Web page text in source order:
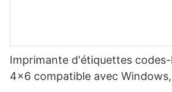
Imprimante d'étiquettes codes-
4x6 compatible avec